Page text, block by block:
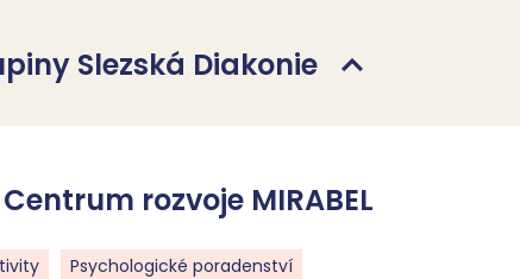
Slezská Diakonie
rozvoje MIRABEL
Psychologické poradenství